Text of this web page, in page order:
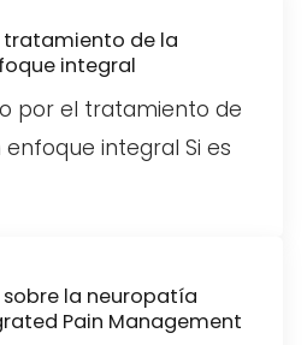
tratamiento de la
integral
por el tratamiento de
integral Si es
la neuropatía
Pain Management